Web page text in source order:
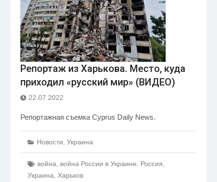
Репортаж из Харькова. Место, куда
приходил «русский мир» (ВИДЕО)
22.07.2022
Репортажная съемка Cyprus Daily News.
Новости Украина
война война России в Украине Россия
Украина
Харьков